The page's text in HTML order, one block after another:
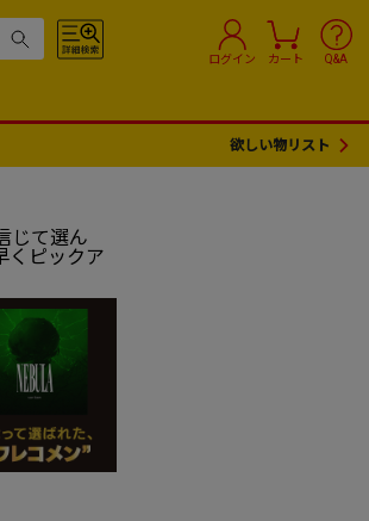
ログイン カート Q&A
欲しい物リスト
じて選ん
くピックア